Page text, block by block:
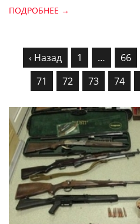
ПОДРОБНЕЕ →
‹ Назад 1 … 66
71
72 73 74